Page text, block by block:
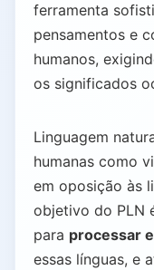
ferramenta
pensamentos e
humanos,
os significados
Linguagem
humanas como
em oposição às
objetivo do PLN
para processar
essas línguas, e